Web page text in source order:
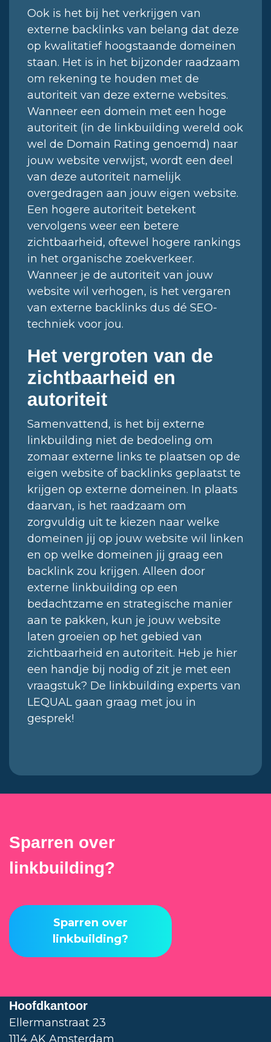
Ook is het bij het verkrijgen van
externe backlinks van belang dat deze
op kwalitatief hoogstaande domeinen
staan. Het is in het bijzonder raadzaam
om rekening te houden met de
autoriteit van deze externe websites.
Wanneer een domein met een hoge
autoriteit (in de linkbuilding wereld ook
wel de Domain Rating genoemd) naar
jouw website verwijst, wordt een deel
van deze autoriteit namelijk
overgedragen aan jouw eigen website.
Een hogere autoriteit betekent
vervolgens weer een betere
zichtbaarheid, oftewel hogere rankings
in het organische zoekverkeer.
Wanneer je de autoriteit van jouw
website wil verhogen, is het vergaren
van externe backlinks dus dé SEO-
techniek voor jou.
Het vergroten van de
zichtbaarheid en
autoriteit
Samenvattend, is het bij externe
linkbuilding niet de bedoeling om
zomaar externe links te plaatsen op de
eigen website of backlinks geplaatst te
krijgen op externe domeinen. In plaats
daarvan, is het raadzaam om
zorgvuldig uit te kiezen naar welke
domeinen jij op jouw website wil linken
en op welke domeinen jij graag een
backlink zou krijgen. Alleen door
externe linkbuilding op een
bedachtzame en strategische manier
aan te pakken, kun je jouw website
laten groeien op het gebied van
zichtbaarheid en autoriteit. Heb je hier
een handje bij nodig of zit je met een
vraagstuk? De linkbuilding experts van
LEQUAL gaan graag met jou in
gesprek!
Sparren over
linkbuilding?
Sparren over
linkbuilding?
Hoofdkantoor
Ellermanstraat 23
1114 AK Amsterdam